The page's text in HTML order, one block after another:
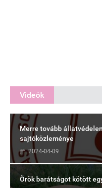
Videók
Merre tovább
sajtóközleménye
2024-04-09
Örök barátságot kötött